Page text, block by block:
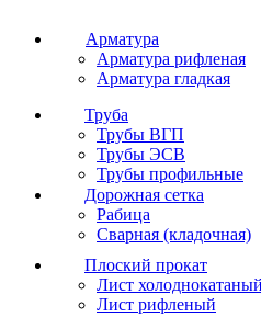
Арматура
Арматура рифленая
Арматура гладкая
Труба
Трубы ВГП
Трубы ЭСВ
Трубы профильные
Дорожная сетка
Рабица
Сварная (кладочная)
Плоский прокат
Лист холоднокатаный
Лист рифленый